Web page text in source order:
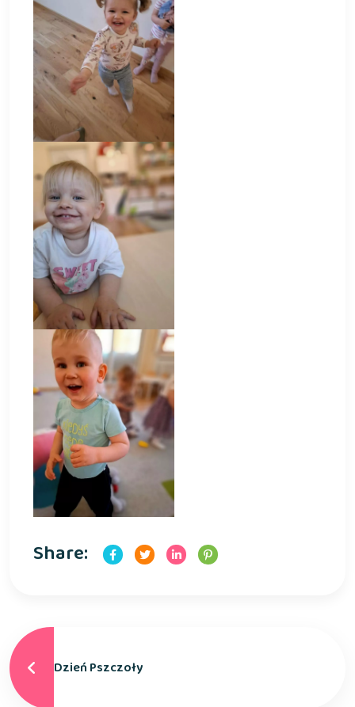
Share:
Dzień Pszczoły